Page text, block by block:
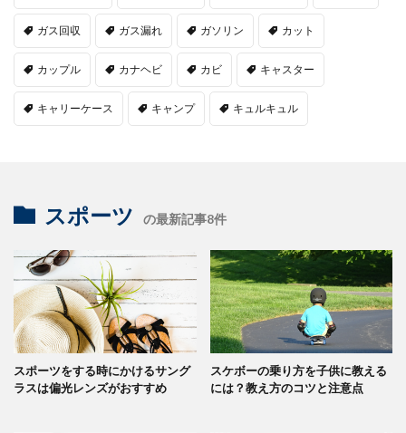
ガス回収 ガス漏れ ガソリン カット
カップル カナヘビ カビ キャスター
キャリーケース キャンプ キュルキュル
スポーツ の最新記事8件
スポーツをする時にかけるサング
ラスは偏光レンズがおすすめ
スケボーの乗り方を子供に教える
には？教え方のコツと注意点